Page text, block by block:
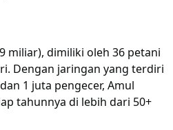
miliar), dimiliki oleh 36 petani
Dengan jaringan yang terdiri
1 juta pengecer, Amul
tahunnya di lebih dari 50+